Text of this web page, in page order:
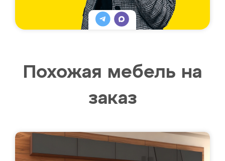
Похожая мебель на
заказ